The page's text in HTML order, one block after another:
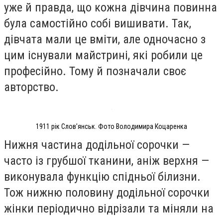
уже й правда, що кожна дівчина повинна
була самостійно собі вишивати. Так,
дівчата мали це вміти, але одночасно з
цим існували майстрині, які робили це
професійно. Тому й позначали своє
авторство.
1911 рік Словʼянськ. Фото Володимира Коцаренка
Нижня частина додільної сорочки —
часто із грубшої тканини, аніж верхня —
виконувала функцію спідньої білизни.
Тож нижню половину додільної сорочки
жінки періодично відрізали та міняли на